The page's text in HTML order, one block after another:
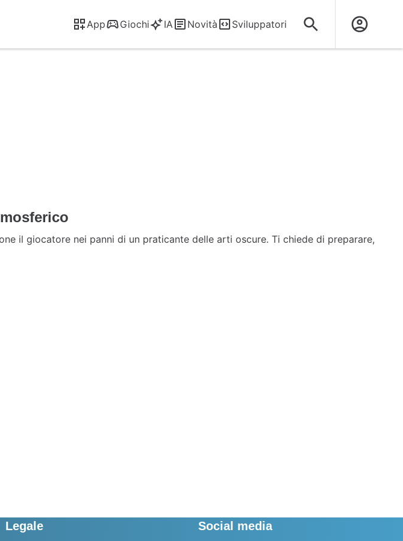
App Giochi IA Novità Sviluppatori
il giocatore nei panni di un praticante delle arti oscure. Ti chiede di preparare,
Legale Social media